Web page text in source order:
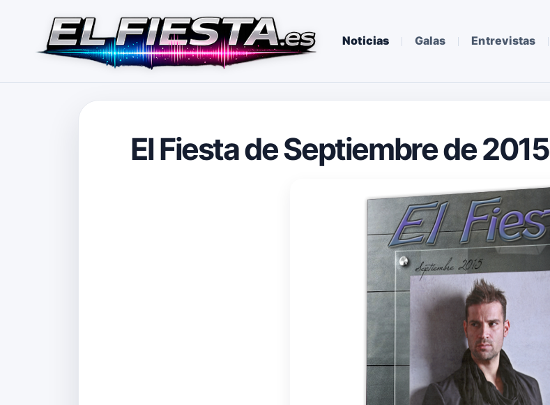
Noticias Galas Entrevistas
El Fiesta de Septiembre de 2015